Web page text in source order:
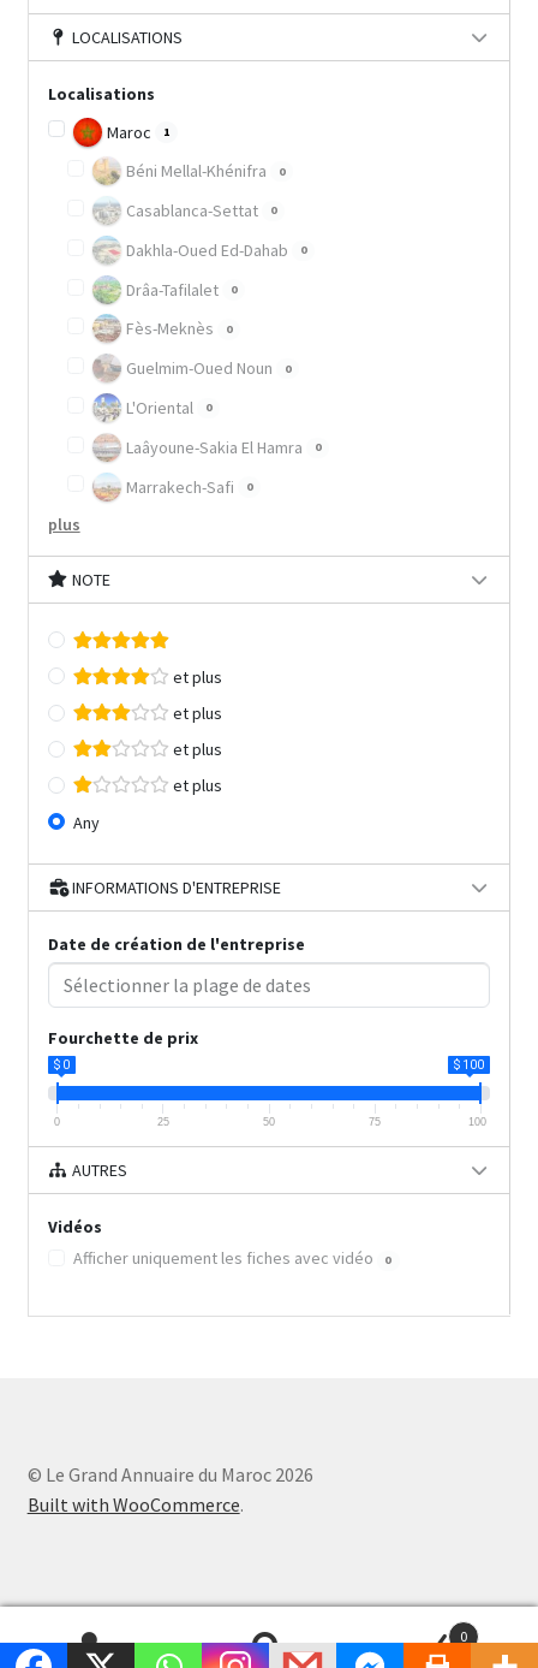
LOCALISATIONS
Localisations
Maroc
1
Béni Mellal-Khénifra 0
Casablanca-Settat 0
Dakhla-Oued Ed-Dahab 0
Drâa-Tafilalet 0
Fès-Meknès 0
Guelmim-Oued Noun 0
L'Oriental 0
Laâyoune-Sakia El Hamra 0
Marrakech-Safi 0
plus
NOTE
et plus
et plus
et plus
et plus
Any
INFORMATIONS D'ENTREPRISE
Date de création de l'entreprise
Fourchette de prix
$ 0 $ 100
0 25 50 75 100
AUTRES
Vidéos
Afficher uniquement les fiches avec vidéo
0
© Le Grand Annuaire du Maroc 2026
Built with WooCommerce.
Recherche
Recherche
0